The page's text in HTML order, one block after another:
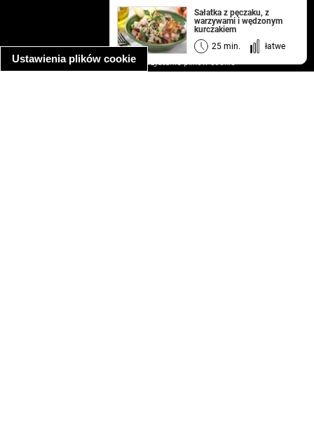
Ustawienia plików cookie
Sałatka z pęczaku, z
warzywami i wędzonym
kurczakiem
25 min.
łatwe
kontakt
regulamin
informacja o prywatności
informacja o wykorzystaniu plików cookie